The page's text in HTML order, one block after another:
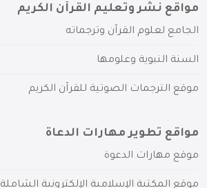
مواقع نشر وتعليم القرآن الكريم
الجامع لعلوم القرآن وترجماته
السنة النبوية وعلومها
موقع الترجمات الصوتية للقرآن الكريم
مواقع تطوير مهارات الدعاة
موقع مهارات الدعوة
موقع المكتبة الإسلامية الإلكترونية الشاملة